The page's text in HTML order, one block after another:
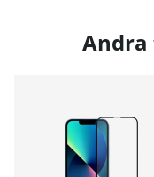
Andra